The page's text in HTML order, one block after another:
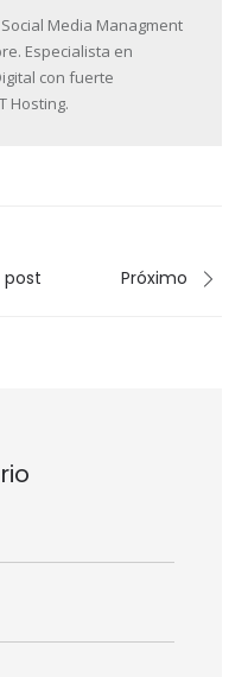
Media Managment
Especialista en
con fuerte
Hosting.
post Próximo